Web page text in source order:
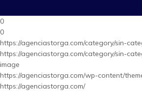
0
0
https://agenciastorga.com/category/sin-
https://agenciastorga.com/category/sin-
image
https://agenciastorga.com/wp-content/
https://agenciastorga.com/